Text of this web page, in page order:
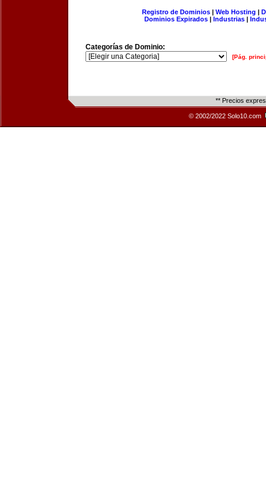
Registro de Dominios| Web Hosting |
Dominios Expirados | Industrias |
Categorías de Dominio:
[Pág.
** Precios
© 2002/2022 Solo10.com